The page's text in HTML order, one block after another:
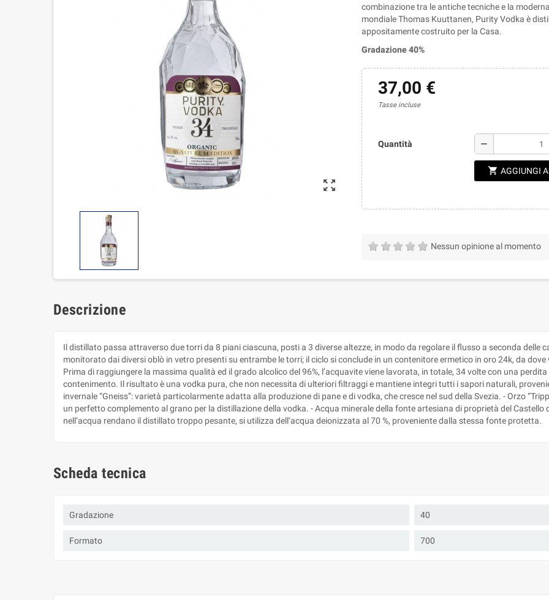
zoom_out_map
combinazione tra le antiche tecniche e la
mondiale Thomas Kuuttanen, Purity Vodka è
appositamente costruito per la Casa.
Gradazione 40%
37,00 €
Tasse incluse
Quantità remove
shopping_cart AGGIUNGI
Nessun opinione al momento
Descrizione
Il distillato passa attraverso due torri da 8 piani ciascuna, posti a 3 diverse altezze, in modo da regolare il flusso a seconda delle
monitorato dai diversi oblò in vetro presenti su entrambe le torri; il ciclo si conclude in un contenitore ermetico in oro 24k, da
Prima di raggiungere la massima qualità ed il grado alcolico del 96%, l’acquavite viene lavorata, in totale, 34 volte con una
contenimento. Il risultato è una vodka pura, che non necessita di ulteriori filtraggi e mantiene integri tutti i sapori naturali,
invernale “Gneiss”: varietà particolarmente adatta alla produzione di pane e di vodka, che cresce nel sud della Svezia. - Orzo
un perfetto complemento al grano per la distillazione della vodka. - Acqua minerale della fonte artesiana di proprietà del Castello
nell’acqua rendano il distillato troppo pesante, si utilizza dell’acqua deionizzata al 70 %, proveniente dalla stessa fonte protetta.
Scheda tecnica
Gradazione 40
Formato 700